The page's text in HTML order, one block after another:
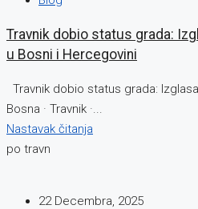
Travnik dobio status grada:
u Bosni i Hercegovini
Travnik dobio status grada:
Bosna · Travnik ·...
Nastavak čitanja
po travn
22 Decembra, 2025